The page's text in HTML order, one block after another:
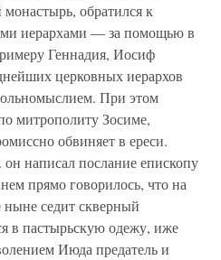
обратился к
иерархами — за помощью в
Геннадия, Иосиф
церковных иерархов
При этом
митрополиту Зосиме,
обвиняет в ереси.
написал послание епископу
прямо говорилось, что на
седит скверный
в пастырьскую одежу, иже
Июда предатель и